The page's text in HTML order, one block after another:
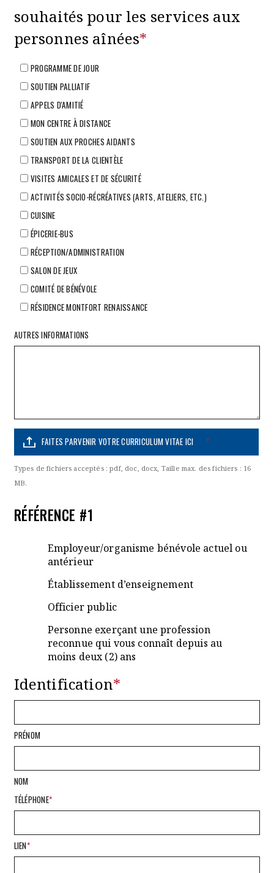
souhaités pour les services aux
personnes aînées*
PROGRAMME DE JOUR
SOUTIEN PALLIATIF
APPELS D'AMITIÉ
MON CENTRE À DISTANCE
SOUTIEN AUX PROCHES AIDANTS
TRANSPORT DE LA CLIENTÈLE
VISITES AMICALES ET DE SÉCURITÉ
ACTIVITÉS SOCIO-RÉCRÉATIVES (ARTS, ATELIERS, ETC.)
CUISINE
ÉPICERIE-BUS
RÉCEPTION/ADMINISTRATION
SALON DE JEUX
COMITÉ DE BÉNÉVOLE
RÉSIDENCE MONTFORT RENAISSANCE
AUTRES INFORMATIONS
FAITES PARVENIR VOTRE CURRICULUM VITAE ICI *
Types de fichiers acceptés : pdf, doc, docx, Taille max. des fichiers : 16
MB.
RÉFÉRENCE #1
Employeur/organisme bénévole actuel ou
antérieur
Établissement d’enseignement
Officier public
Personne exerçant une profession
reconnue qui vous connaît depuis au
moins deux (2) ans
Identification*
PRÉNOM
NOM
TÉLÉPHONE*
LIEN*